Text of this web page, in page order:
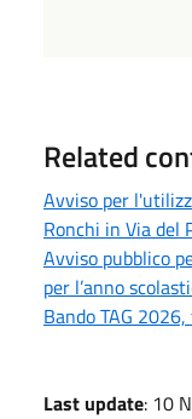
Related
Avviso per
Ronchi in Via del
Avviso pubblico
per l’anno
Bando TAG
Last update: 10